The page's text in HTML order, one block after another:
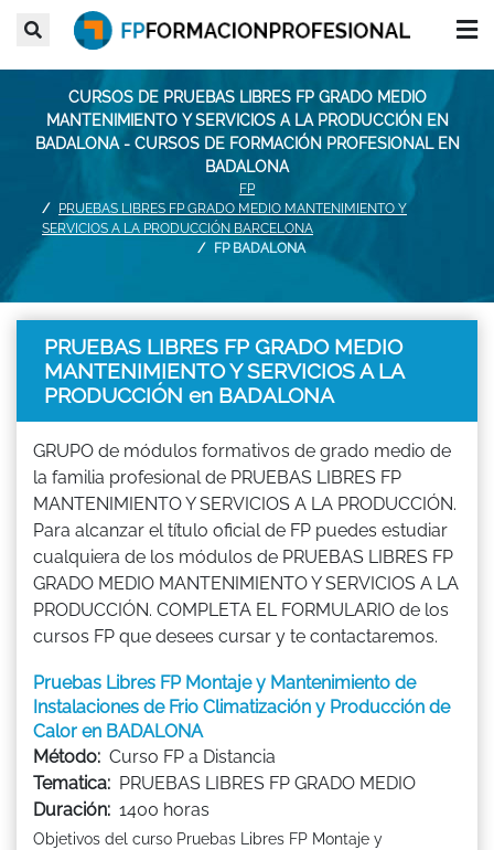
CURSOS DE PRUEBAS LIBRES FP GRADO MEDIO
MANTENIMIENTO Y SERVICIOS A LA PRODUCCIÓN EN
BADALONA - CURSOS DE FORMACIÓN PROFESIONAL EN
BADALONA
FP
PRUEBAS LIBRES FP GRADO MEDIO MANTENIMIENTO Y
SERVICIOS A LA PRODUCCIÓN BARCELONA
FP BADALONA
PRUEBAS LIBRES FP GRADO MEDIO
MANTENIMIENTO Y SERVICIOS A LA
PRODUCCIÓN en BADALONA
GRUPO de módulos formativos de grado medio de
la familia profesional de PRUEBAS LIBRES FP
MANTENIMIENTO Y SERVICIOS A LA PRODUCCIÓN.
Para alcanzar el título oficial de FP puedes estudiar
cualquiera de los módulos de PRUEBAS LIBRES FP
GRADO MEDIO MANTENIMIENTO Y SERVICIOS A LA
PRODUCCIÓN. COMPLETA EL FORMULARIO de los
cursos FP que desees cursar y te contactaremos.
Pruebas Libres FP Montaje y Mantenimiento de
Instalaciones de Frio Climatización y Producción de
Calor en BADALONA
Método: Curso FP a Distancia
Tematica: PRUEBAS LIBRES FP GRADO MEDIO
Duración: 1400 horas
Objetivos del curso Pruebas Libres FP Montaje y